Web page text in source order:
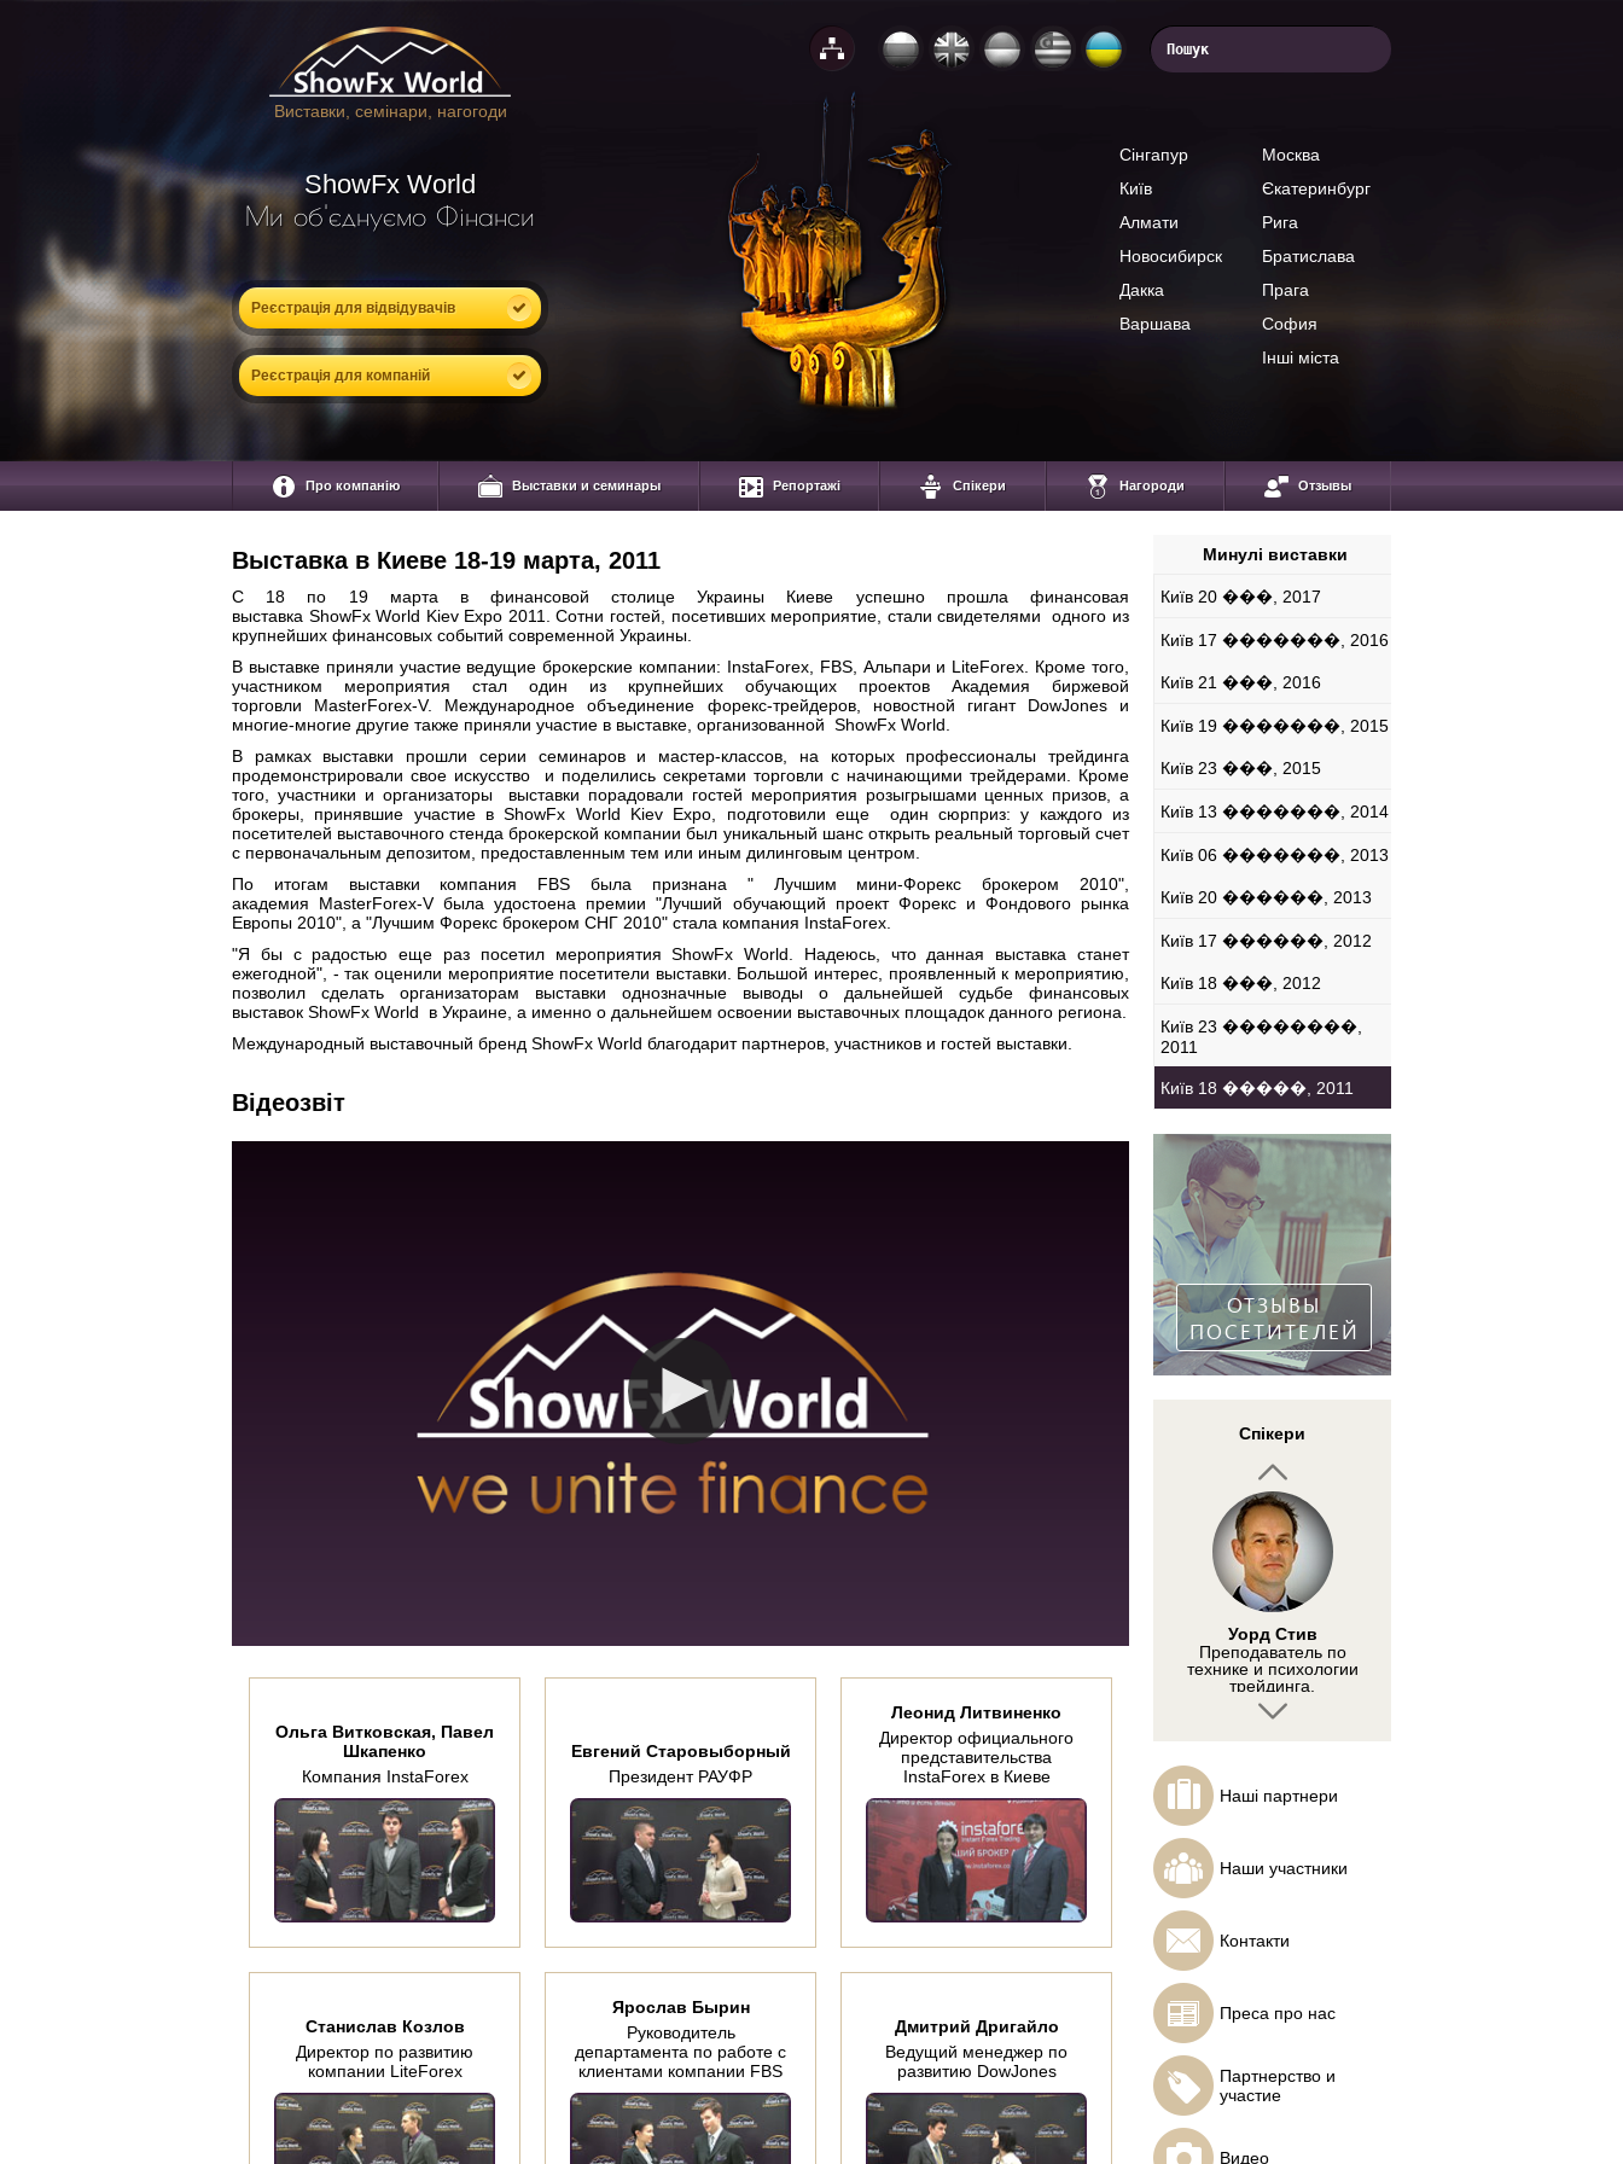
Сінгапур
Москва
Київ
Єкатеринбург
Алмати
Рига
Новосибирск
Братислава
Дакка
Прага
Варшава
София
Інші міста
Виставки, семінари, нагогоди
ShowFx World
Ми об'єднуємо Фінанси
Реєстрація для відвідувачів
Реєстрація для компаній
Про компанію Выставки и семинары Репортажі Спікери Нагороди Отзывы
Минулі виставки
Київ 20 ���, 2017
Київ 17 �������, 2016
Київ 21 ���, 2016
Київ 19 �������, 2015
Київ 23 ���, 2015
Київ 13 �������, 2014
Київ 06 �������, 2013
Київ 20 ������, 2013
Київ 17 ������, 2012
Київ 18 ���, 2012
Київ 23 ��������,
2011
Київ 18 �����, 2011
ОТЗЫВЫ
ПОСЕТИТЕЛЕЙ
Спікери
Шкапенко Павел
Директор по развитию
Инстафорекс
Бретт Стинбарджер
Тренер по трейдингу,
психолог и писатель
Молодяшин Роман
Основатель проекта
VSAtrader.ru
Уорд Стив
Преподаватель по
технике и психологии
трейдинга.
Основатель компании
FuturesTechs
Шкапенко Павел
Директор по развитию
компании
Инстафорекс
Наші партнери
Наши участники
Контакти
Преса про нас
Партнерство и
участие
Видео
Выставка в Киеве 18-19 марта, 2011
С 18 по 19 марта в финансовой столице Украины Киеве успешно прошла финансовая
выставка ShowFx World Kiev Expo 2011. Сотни гостей, посетивших мероприятие, стали свидетелями одного из
крупнейших финансовых событий современной Украины.
В выставке приняли участие ведущие брокерские компании: InstaForex, FBS, Альпари и LiteForex. Кроме того,
участником мероприятия стал один из крупнейших обучающих проектов Академия биржевой
торговли MasterForex-V. Международное объединение форекс-трейдеров, новостной гигант DowJones и
многие-многие другие также приняли участие в выставке, организованной ShowFx World.
В рамках выставки прошли серии семинаров и мастер-классов, на которых профессионалы трейдинга
продемонстрировали свое искусство и поделились секретами торговли с начинающими трейдерами. Кроме
того, участники и организаторы выставки порадовали гостей мероприятия розыгрышами ценных призов, а
брокеры, принявшие участие в ShowFx World Kiev Expo, подготовили еще один сюрприз: у каждого из
посетителей выставочного стенда брокерской компании был уникальный шанс открыть реальный торговый счет
с первоначальным депозитом, предоставленным тем или иным дилинговым центром.
По итогам выставки компания FBS была признана " Лучшим мини-Форекс брокером 2010",
академия MasterForex-V была удостоена премии "Лучший обучающий проект Форекс и Фондового рынка
Европы 2010", а "Лучшим Форекс брокером СНГ 2010" стала компания InstaForex.
"Я бы с радостью еще раз посетил мероприятия ShowFx World. Надеюсь, что данная выставка станет
ежегодной", - так оценили мероприятие посетители выставки. Большой интерес, проявленный к мероприятию,
позволил сделать организаторам выставки однозначные выводы о дальнейшей судьбе финансовых
выставок ShowFx World в Украине, а именно о дальнейшем освоении выставочных площадок данного региона.
Международный выставочный бренд ShowFx World благодарит партнеров, участников и гостей выставки.
Відеозвіт
Ольга Витковская, Павел
Шкапенко
Компания InstaForex
Евгений Старовыборный
Президент РАУФР
Леонид Литвиненко
Директор официального
представительства
InstaForex в Киеве
Станислав Козлов
Директор по развитию
компании LiteForex
Ярослав Бырин
Руководитель
департамента по работе с
клиентами компании FBS
Дмитрий Дригайло
Ведущий менеджер по
развитию DowJones